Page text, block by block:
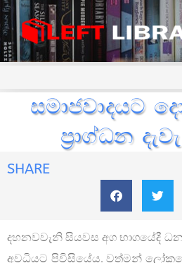
සමාජවාදයට
ප්‍රාග්ධන
SHARE
දහනවවැනි සියවස අග භාගයේදී
අවධියට පිවිසියේය. වත්මන්